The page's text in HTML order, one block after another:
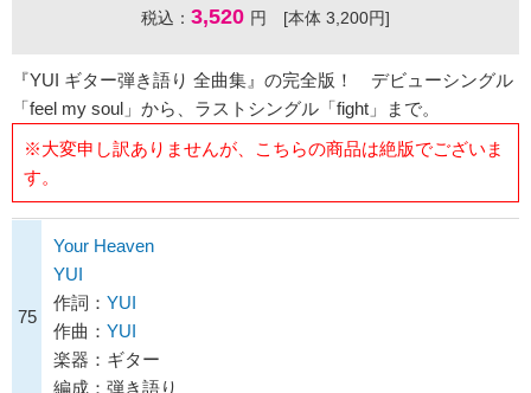
税込： 3,520 円 [本体 3,200円]
『YUI ギター弾き語り 全曲集』の完全版！ デビューシングル
「feel my soul」から、ラストシングル「fight」まで。
※大変申し訳ありませんが、こちらの商品は絶版でございま
す。
75
Your Heaven
YUI
作詞： YUI
作曲： YUI
楽器：ギター
編成：弾き語り